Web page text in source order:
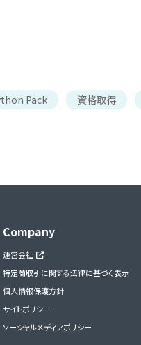
Pack 資格取得
Company
運営会社
特定商取引に関する法律に基づく表示
個人情報保護方針
サイトポリシー
ソーシャルメディアポリシー